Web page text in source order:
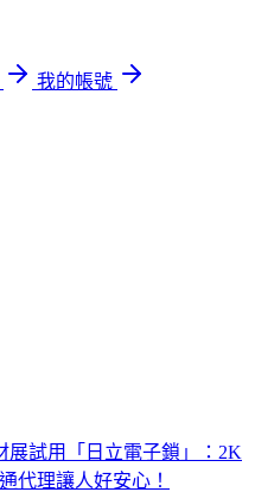
我的帳號
展試用「日立電子鎖」：2K
代理讓人好安心！